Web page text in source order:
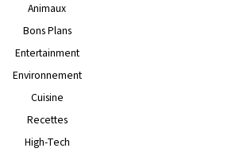
Animaux
Bons Plans
Entertainment
Environnement
Cuisine
Recettes
High-Tech